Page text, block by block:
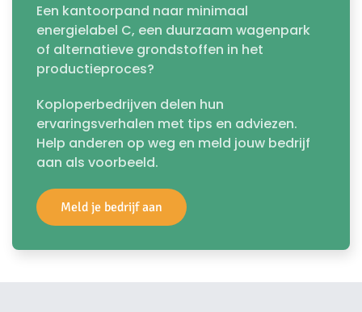
Een kantoorpand naar minimaal
energielabel C, een duurzaam wagenpark
of alternatieve grondstoffen in het
productieproces?
Koploperbedrijven delen hun
ervaringsverhalen met tips en adviezen.
Help anderen op weg en meld jouw bedrijf
aan als voorbeeld.
Meld je bedrijf aan